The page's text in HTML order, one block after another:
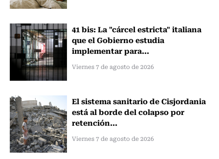
41 bis: La "cárcel estricta" italiana
que el Gobierno estudia
implementar para...
Viernes 7 de agosto de 2026
El sistema sanitario de Cisjordania
está al borde del colapso por
retención...
Viernes 7 de agosto de 2026